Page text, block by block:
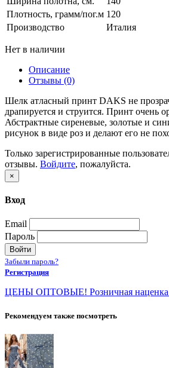
Плотность, грамм/пог.м 120
Производство
Италия
Нет в наличии
Описание
Отзывы (0)
Шелк атласный принт DAKS не
драпируется и струится. Принт очень
Абстрактные сиреневые, золотые и
рисунок в виде роз и делают его не
Только зарегистрированные
отзывы. Войдите, пожалуйста.
×
Вход
Email
Пароль
Войти
Забыли пароль?
Регистрация
ЦЕНЫ ОПТОВЫЕ! Розничная наценка
Рекомендуем также посмотреть